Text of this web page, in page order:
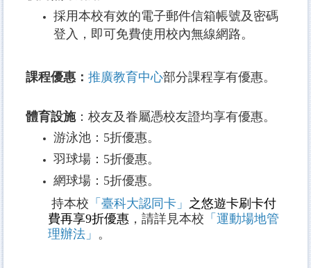
採用本校有效的電子郵件信箱帳號及密碼
登入，即可免費使用校內無線網路。
課程優惠： 推廣教育中心部分課程享有優惠。
體育設施：校友及眷屬憑校友證均享有優惠。
游泳池：5折優惠。
羽球場：5折優惠。
網球場：5折優惠。
持本校 「臺科大認同卡」 之悠遊卡刷卡付
費再享9折優惠 ，請詳見本校 「運動場地管
理辦法」 。